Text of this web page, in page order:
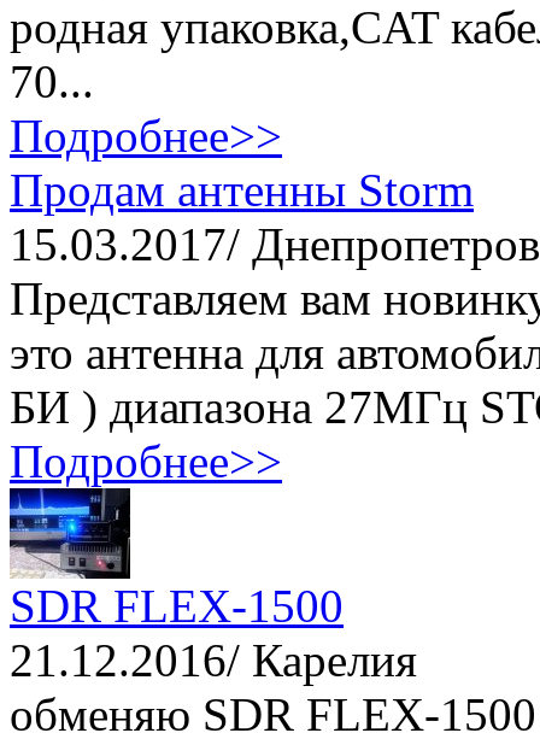
родная упаковка,CAT
70...
Подробнее>>
Продам антенны Storm
15.03.2017/
Представляем вам
это антенна для
БИ ) диапазона 27МГц
Подробнее>>
SDR FLEX-1500
21.12.2016/ Карелия
обменяю SDR FLEX-1500